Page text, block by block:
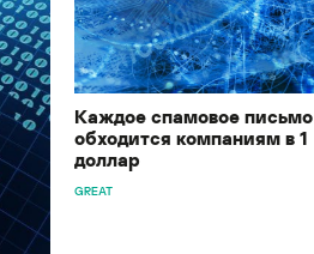
Каждое спамовое письмо
обходится компаниям в 1
доллар
GREAT